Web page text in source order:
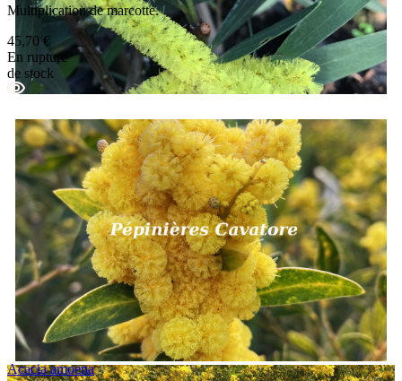
Multiplication de marcotte.
45,70 €
En rupture
de stock
Acacia amoena